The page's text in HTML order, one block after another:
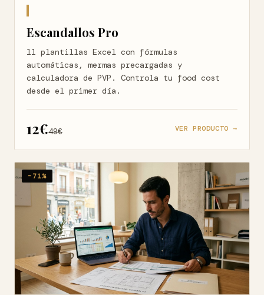
Escandallos Pro
11 plantillas Excel con fórmulas
automáticas, mermas precargadas y
calculadora de PVP. Controla tu food cost
desde el primer día.
12€49€ VER PRODUCTO →
-71%